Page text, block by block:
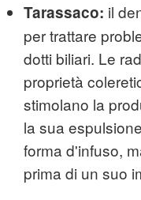
Tarassaco: il
per trattare
dotti biliari. Le
proprietà
stimolano la
la sua
forma d'infuso,
prima di un suo